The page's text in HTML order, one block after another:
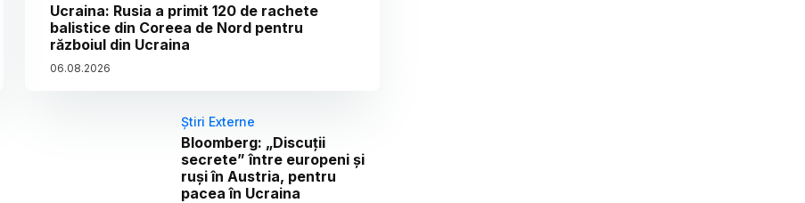
Ucraina: Rusia a primit 120 de rachete
balistice din Coreea de Nord pentru
războiul din Ucraina
06.08.2026
Știri Externe
Bloomberg: „Discuții
secrete” între europeni și
ruși în Austria, pentru
pacea în Ucraina